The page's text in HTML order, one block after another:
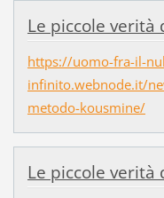
Le piccole
https://uomo-fra-il-
infinito.webnode.it/
metodo-kousmine/
Le piccole verità